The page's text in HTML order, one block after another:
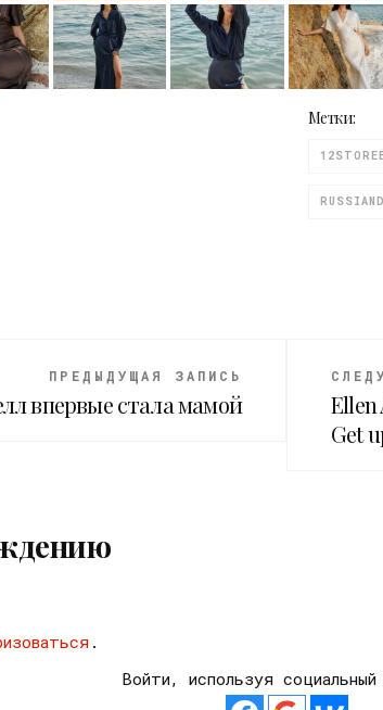
Метки:
ПРЕДЫДУЩАЯ ЗАПИСЬ
впервые стала мамой
Get
.
Войти, используя социальный